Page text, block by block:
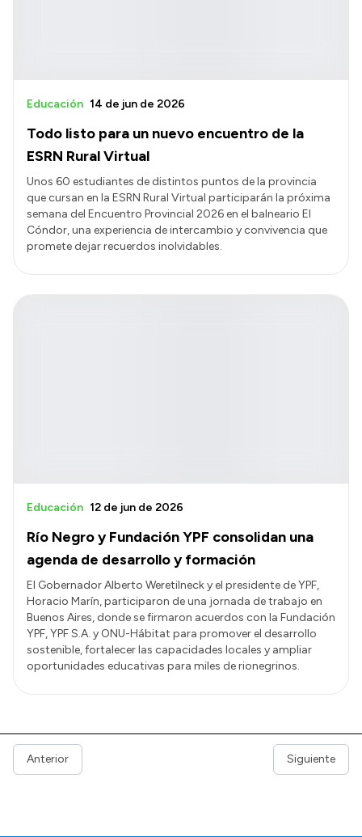
Todo listo para un nuevo encuentro de la
ESRN Rural Virtual
Educación 14 de jun de 2026
Unos 60 estudiantes de distintos puntos de la provincia
que cursan en la ESRN Rural Virtual participarán la próxima
semana del Encuentro Provincial 2026 en el balneario El
Cóndor, una experiencia de intercambio y convivencia que
promete dejar recuerdos inolvidables.
Río Negro y Fundación YPF consolidan una
agenda de desarrollo y formación
Educación 12 de jun de 2026
El Gobernador Alberto Weretilneck y el presidente de YPF,
Horacio Marín, participaron de una jornada de trabajo en
Buenos Aires, donde se firmaron acuerdos con la Fundación
YPF, YPF S.A. y ONU-Hábitat para promover el desarrollo
sostenible, fortalecer las capacidades locales y ampliar
oportunidades educativas para miles de rionegrinos.
Anterior Siguiente